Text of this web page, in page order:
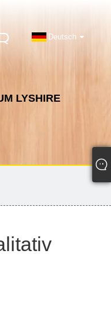
Deutsch
LYSHIRE